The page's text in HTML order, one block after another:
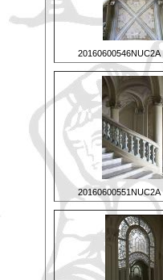
20160600546NUC2A
20160600551NUC2A